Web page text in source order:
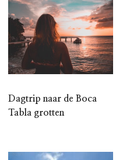
Dagtrip naar de Boca
Tabla grotten